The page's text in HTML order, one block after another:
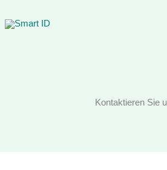
Inhalt
Kontaktieren Sie